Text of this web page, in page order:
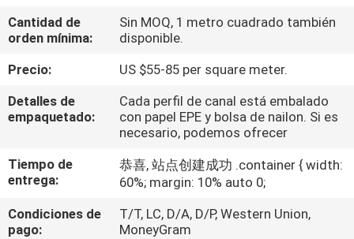
CONTROL
CALIDAD
ÉNTRENOS
EN
CONTACTO
CON
Cantidad de
orden mínima:
Sin MOQ, 1 metro cuadrado también
disponible.
Precio:
US $55-85 per square meter.
Detalles de
empaquetado:
Cada perfil de canal está embalado
con papel EPE y bolsa de nailon. Si es
necesario, podemos ofrecer
Tiempo de
entrega:
恭喜, 站点创建成功 .container { width:
60%; margin: 10% auto 0;
Condiciones de
pago:
T/T, LC, D/A, D/P, Western Union,
MoneyGram